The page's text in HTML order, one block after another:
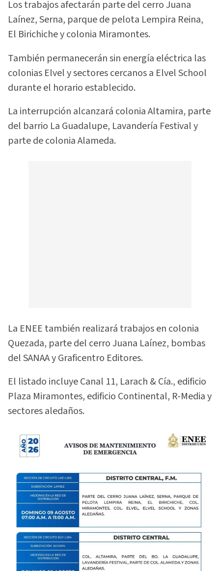
Los trabajos afectarán parte del cerro Juana
Laínez, Serna, parque de pelota Lempira Reina,
El Birichiche y colonia Miramontes.
También permanecerán sin energía eléctrica las
colonias Elvel y sectores cercanos a Elvel School
durante el horario establecido.
La interrupción alcanzará colonia Altamira, parte
del barrio La Guadalupe, Lavandería Festival y
parte de colonia Alameda.
La ENEE también realizará trabajos en colonia
Quezada, parte del cerro Juana Laínez, bombas
del SANAA y Graficentro Editores.
El listado incluye Canal 11, Larach & Cía., edificio
Plaza Miramontes, edificio Continental, R-Media y
sectores aledaños.